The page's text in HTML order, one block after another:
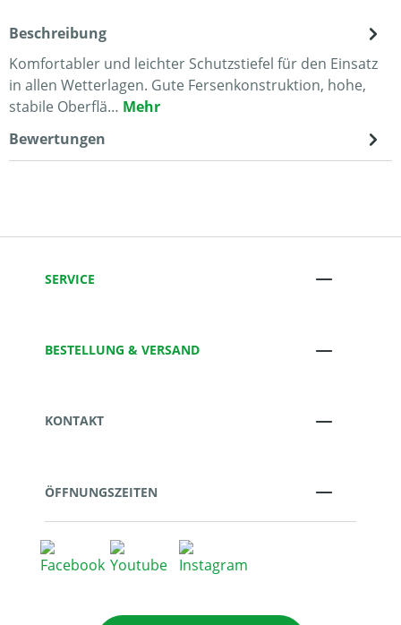
Beschreibung
Komfortabler und leichter Schutzstiefel für den Einsatz
in allen Wetterlagen. Gute Fersenkonstruktion, hohe,
stabile Oberflä… Mehr
Bewertungen
SERVICE
BESTELLUNG & VERSAND
KONTAKT
ÖFFNUNGSZEITEN